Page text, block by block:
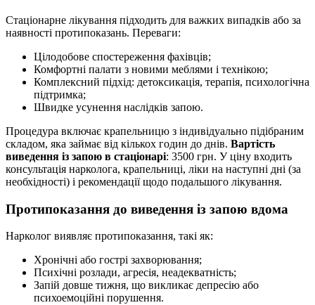
Стаціонарне лікування підходить для важких випадків або за
наявності протипоказань. Переваги:
Цілодобове спостереження фахівців;
Комфортні палати з новими меблями і технікою;
Комплексний підхід: детоксикація, терапія, психологічна
підтримка;
Швидке усунення наслідків запою.
Процедура включає крапельницю з індивідуально підібраним
складом, яка займає від кількох годин до днів. Вартість
виведення із запою в стаціонарі: 3500 грн. У ціну входить
консультація нарколога, крапельниці, ліки на наступні дні (за
необхідності) і рекомендації щодо подальшого лікування.
Протипоказання до виведення із запою вдома
Нарколог виявляє протипоказання, такі як:
Хронічні або гострі захворювання;
Психічні розлади, агресія, неадекватність;
Запій довше тижня, що викликає депресію або
психоемоційні порушення.